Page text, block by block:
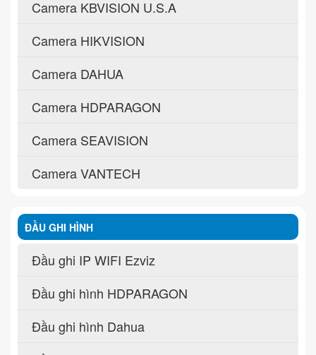
Camera KBVISION U.S.A
Camera HIKVISION
Camera DAHUA
Camera HDPARAGON
Camera SEAVISION
Camera VANTECH
ĐẦU GHI HÌNH
Đầu ghi IP WIFI Ezviz
Đầu ghi hình HDPARAGON
Đầu ghi hình Dahua